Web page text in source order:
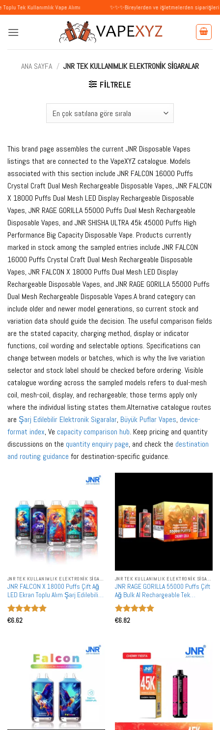
İçeriğe
atla
Kullanımlık Vape Alımı ✨✨✨Bireylerden ve işletmelerden siparişleri kabul
ANA SAYFA / JNR TEK KULLANIMLIK ELEKTRONIK SIGARALAR
FILTRELE
This brand page assembles the current JNR Disposable Vapes
listings that are connected to the VapeXYZ catalogue. Models
associated with this section include JNR FALCON 16000 Puffs
Crystal Craft Dual Mesh Rechargeable Disposable Vapes, JNR FALCON
X 18000 Puffs Dual Mesh LED Display Rechargeable Disposable
Vapes, JNR RAGE GORILLA 55000 Puffs Dual Mesh Rechargeable
Disposable Vapes, and JNR SHISHA ULTRA 45k 45000 Puffs High
Performance Big Capacity Disposable Vape. Products currently
marked in stock among the sampled entries include JNR FALCON
16000 Puffs Crystal Craft Dual Mesh Rechargeable Disposable
Vapes, JNR FALCON X 18000 Puffs Dual Mesh LED Display
Rechargeable Disposable Vapes, and JNR RAGE GORILLA 55000 Puffs
Dual Mesh Rechargeable Disposable Vapes.A brand category can
include older and newer model generations, so current stock and
variation data should guide the decision. The useful comparison fields
are the stated capacity, charging method, display or indicator
functions, coil wording and selectable options. Specifications can
change between models or batches, which is why the live variation
selector and stock label should be checked before ordering. Visible
catalogue wording across the sampled models refers to dual-mesh
coil, mesh-coil, display, and rechargeable; those terms apply only
where the individual listing states them.Alternative catalogue routes
are Şarj Edilebilir Elektronik Sigaralar, Büyük Puflar Vapes, device-
format index, Ve capacity comparison hub. Keep pricing and quantity
discussions on the quantity enquiry page, and check the destination
and routing guidance for destination-specific guidance.
JNR TEK KULLANIMLIK ELEKTRONIK SIGARALAR
JNR FALCON X 18000 Puffs Çift Ağ
LED Ekran Toplu Alım Şarj Edilebilir
Tek Kullanımlık Vape Toptan Satış
5 üzerinden
€6.62
JNR TEK KULLANIMLIK ELEKTRONIK SIGARALAR
JNR RAGE GORILLA 55000 Puffs Çift
Ağ Bulk Al Rechargeable Tek
Kullanımlık Vape Toptan Satış
5 üzerinden
€6.82